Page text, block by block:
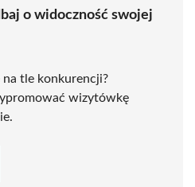
o widoczność swojej
tle konkurencji?
wizytówkę